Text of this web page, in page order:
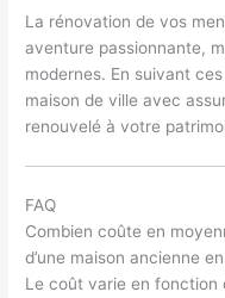
La rénovation de vos
aventure passionnante,
modernes. En suivant
maison de ville avec
renouvelé à votre
FAQ
Combien coûte en
d’une maison ancienne
Le coût varie en fonction